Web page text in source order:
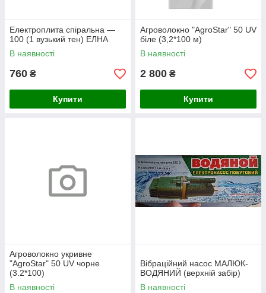
Електроплита спіральна —
100 (1 вузький тен) ЕЛНА
В наявності
760 ₴
Купити
Агроволокно "AgroStar" 50 UV
біле (3,2*100 м)
В наявності
2 800 ₴
Купити
Агроволокно укривне
"AgroStar" 50 UV чорне
(3.2*100)
В наявності
Вібраційний насос МАЛЮК-
ВОДЯНИЙ (верхній забір)
В наявності